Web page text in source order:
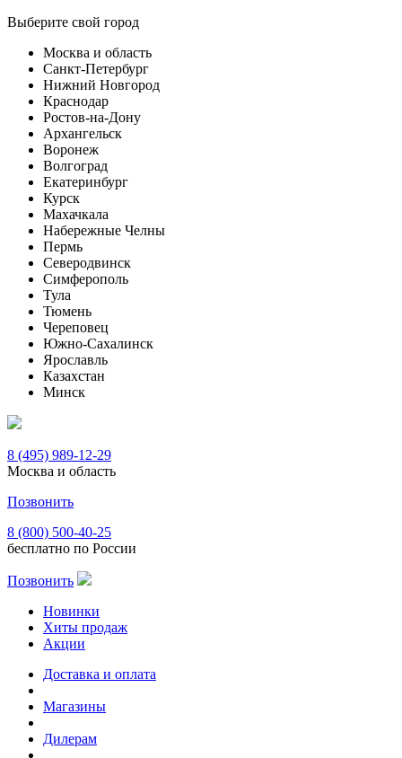
Выберите свой город
Москва и область
Санкт-Петербург
Нижний Новгород
Краснодар
Ростов-на-Дону
Архангельск
Воронеж
Волгоград
Екатеринбург
Курск
Махачкала
Набережные Челны
Пермь
Северодвинск
Симферополь
Тула
Тюмень
Череповец
Южно-Сахалинск
Ярославль
Казахстан
Минск
8 (495) 989-12-29
Москва и область
Позвонить
8 (800) 500-40-25
бесплатно по России
Позвонить
Новинки
Хиты продаж
Акции
Доставка и оплата
Магазины
Дилерам